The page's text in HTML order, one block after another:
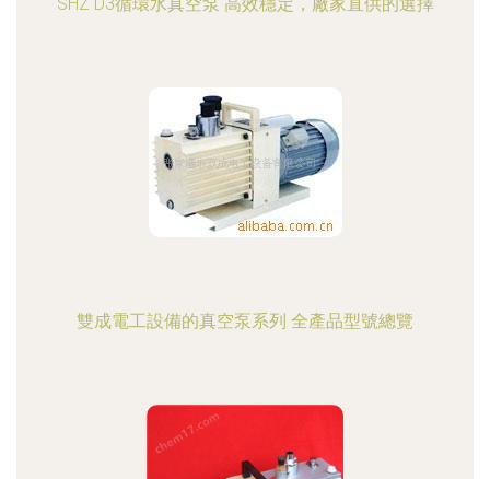
雙成電工設備的真空泵系列 全產品型號總覽